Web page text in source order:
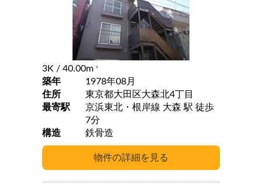
3K / 40.00m 2
築年
1978年08月
住所
東京都大田区大森北4丁目
最寄駅
京浜東北・根岸線 大森 駅 徒歩
7分
構造
鉄骨造